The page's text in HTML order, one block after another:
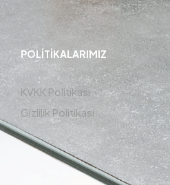
POLITIKALARIMIZ
KVKK Politikası
Gizlilik Politikası